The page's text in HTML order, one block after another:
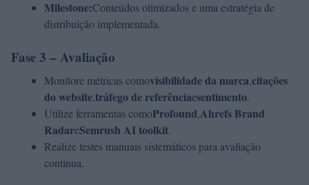
Milestone:Conteúdos otimizados e uma estratégia de
distribuição implementada.
Fase 3 – Avaliação
Monitore métricas comovisibilidade da marca,citações
do website,tráfego de referênciaesentimento.
Utilize ferramentas comoProfound,Ahrefs Brand
RadareSemrush AI toolkit.
Realize testes manuais sistemáticos para avaliação
contínua.